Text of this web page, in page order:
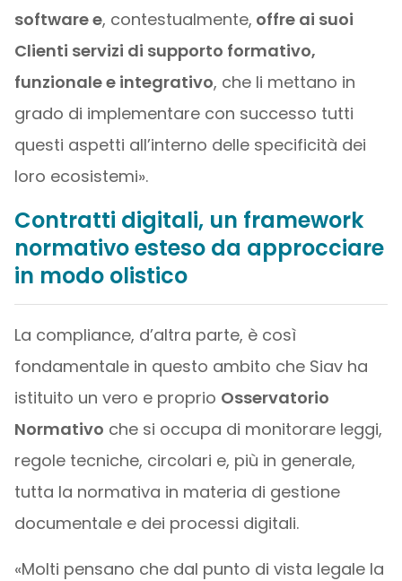
software e, contestualmente, offre ai suoi
Clienti servizi di supporto formativo,
funzionale e integrativo, che li mettano in
grado di implementare con successo tutti
questi aspetti all’interno delle specificità dei
loro ecosistemi».
Contratti digitali, un framework
normativo esteso da approcciare
in modo olistico
La compliance, d’altra parte, è così
fondamentale in questo ambito che Siav ha
istituito un vero e proprio Osservatorio
Normativo che si occupa di monitorare leggi,
regole tecniche, circolari e, più in generale,
tutta la normativa in materia di gestione
documentale e dei processi digitali.
«Molti pensano che dal punto di vista legale la